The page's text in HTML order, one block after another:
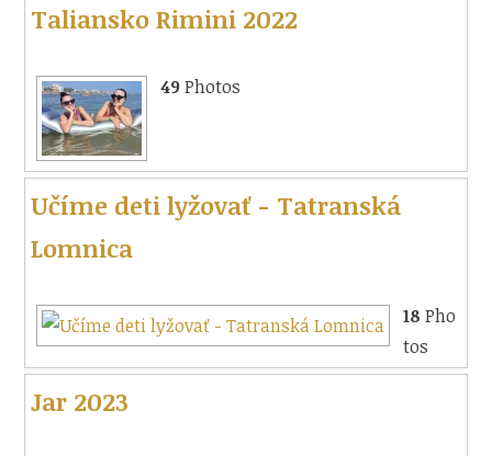
Taliansko Rimini 2022
49Photos
Učíme deti lyžovať - Tatranská
Lomnica
18 Pho
tos
Jar 2023